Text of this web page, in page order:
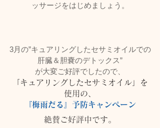
ッサージをはじめましょう。
3月の”キュアリングしたセサミオイルでの
肝臓＆胆嚢のデトックス”
が大変ご好評でしたので、
「キュアリングしたセサミオイル」を
使用の、
『梅雨だる』予防キャンペーン
絶賛ご好評中です。